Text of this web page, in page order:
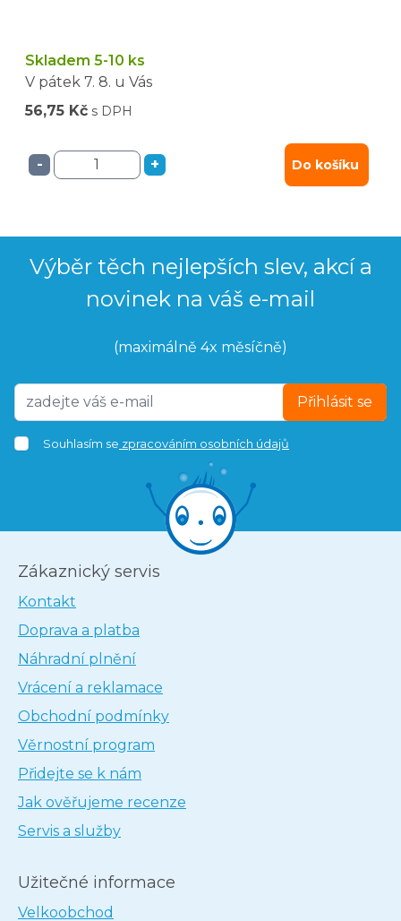
Skladem 5-10 ks
V pátek 7. 8. u Vás
56,75 Kč s DPH
- + Do košíku
Výběr těch nejlepších slev, akcí a
novinek na váš e-mail
(maximálně 4x měsíčně)
Přihlásit se
Souhlasím se zpracováním osobních údajů
Zákaznický servis
Kontakt
Doprava a platba
Náhradní plnění
Vrácení a reklamace
Obchodní podmínky
Věrnostní program
Přidejte se k nám
Jak ověřujeme recenze
Servis a služby
Užitečné informace
Velkoobchod